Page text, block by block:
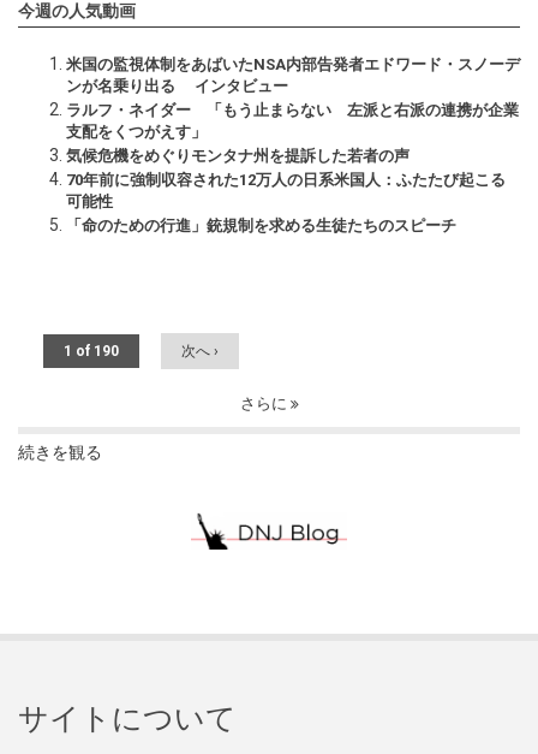
今週の人気動画
米国の監視体制をあばいたNSA内部告発者エドワード・スノーデ
ンが名乗り出る インタビュー
ラルフ・ネイダー 「もう止まらない 左派と右派の連携が企業
支配をくつがえす」
気候危機をめぐりモンタナ州を提訴した若者の声
70年前に強制収容された12万人の日系米国人：ふたたび起こる
可能性
「命のための行進」銃規制を求める生徒たちのスピーチ
1 of 190 次へ ›
さらに
続きを観る
サイトについて